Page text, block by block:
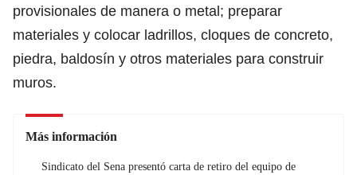
provisionales de manera o metal; preparar
materiales y colocar ladrillos, cloques de concreto,
piedra, baldosín y otros materiales para construir
muros.
Más información
Sindicato del Sena presentó carta de retiro del equipo de